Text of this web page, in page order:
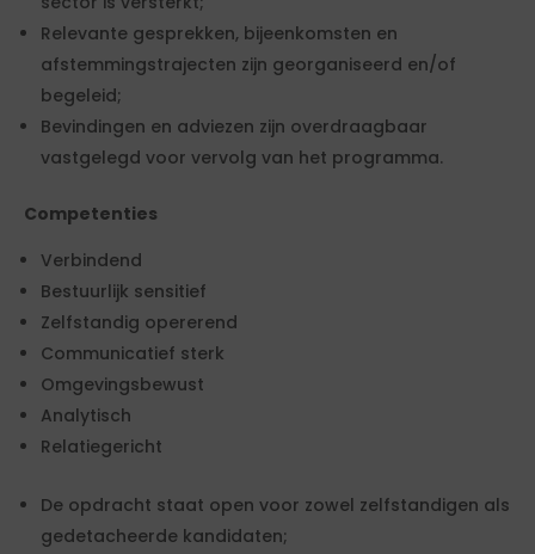
Relevante gesprekken, bijeenkomsten en
afstemmingstrajecten zijn georganiseerd en/of
begeleid;
Bevindingen en adviezen zijn overdraagbaar
vastgelegd voor vervolg van het programma.
Competenties
Verbindend
Bestuurlijk sensitief
Zelfstandig opererend
Communicatief sterk
Omgevingsbewust
Analytisch
Relatiegericht
De opdracht staat open voor zowel zelfstandigen als
gedetacheerde kandidaten;